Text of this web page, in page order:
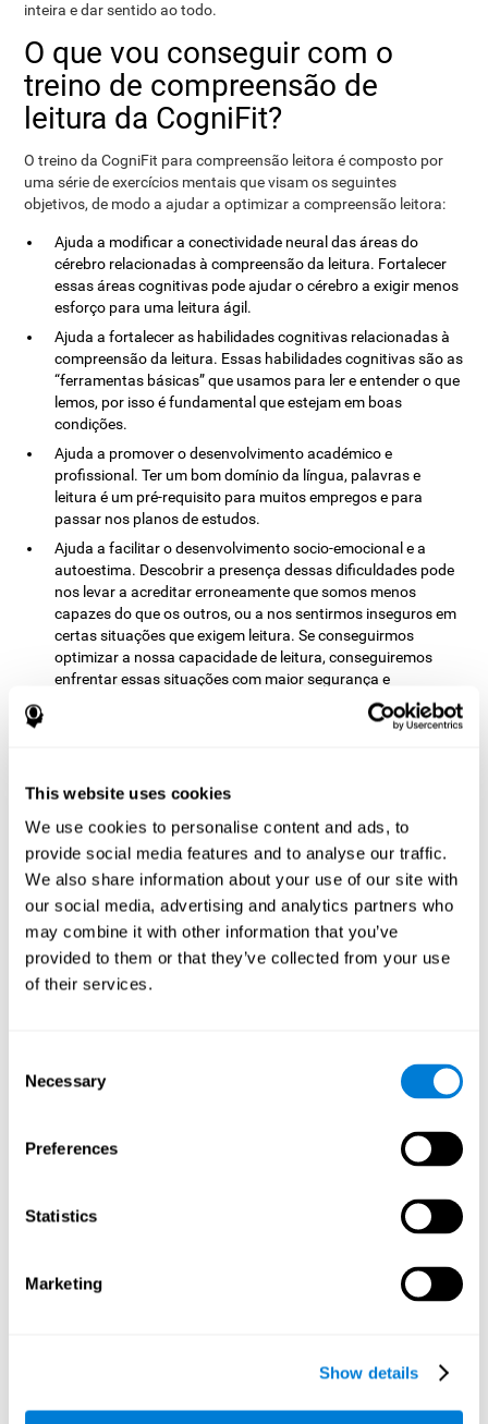
This website uses cookies
We use cookies to personalise content and ads, to
provide social media features and to analyse our traffic.
We also share information about your use of our site with
our social media, advertising and analytics partners who
may combine it with other information that you’ve
provided to them or that they’ve collected from your use
of their services.
Selection
Necessary
Preferences
Statistics
Marketing
Show details
inteira e dar sentido ao todo.
O que vou conseguir com o
treino de compreensão de
leitura da CogniFit?
O treino da CogniFit para compreensão leitora é composto por
uma série de exercícios mentais que visam os seguintes
objetivos, de modo a ajudar a optimizar a compreensão leitora:
Ajuda a modificar a conectividade neural das áreas do
cérebro relacionadas à compreensão da leitura. Fortalecer
essas áreas cognitivas pode ajudar o cérebro a exigir menos
esforço para uma leitura ágil.
Ajuda a fortalecer as habilidades cognitivas relacionadas à
compreensão da leitura. Essas habilidades cognitivas são as
“ferramentas básicas” que usamos para ler e entender o que
lemos, por isso é fundamental que estejam em boas
condições.
Ajuda a promover o desenvolvimento académico e
profissional. Ter um bom domínio da língua, palavras e
leitura é um pré-requisito para muitos empregos e para
passar nos planos de estudos.
Ajuda a facilitar o desenvolvimento socio-emocional e a
autoestima. Descobrir a presença dessas dificuldades pode
nos levar a acreditar erroneamente que somos menos
capazes do que os outros, ou a nos sentirmos inseguros em
certas situações que exigem leitura. Se conseguirmos
optimizar a nossa capacidade de leitura, conseguiremos
enfrentar essas situações com maior segurança e
A estimulação cognitiva corretca tem a capacidade de modificar
conexões cerebrais mais ou menos específicas para que o nosso
cérebro se adapte melhor às demandas apresentadas pelas
atividades de estimulação cognitiva. Dessa forma, através de
actividades adequadas, é possível fortalecer as habilidades
cognitivas que mais nos interessam, como as que envolvem a
compreensão da leitura. Isso é possível graças à
neuroplasticidade.
dar uma resposta melhor com menos esforço. Quando a
estimulação que o nosso cérebro recebe visa fortalecer as
processos envolvidos na leitura são favorecidos. Por isso é
importante estimular o nosso cérebro de forma adequada, pois
O treino de compreensão leitora oferecido pela CogniFit permite
rigorosa e sistemática, com o objetivo de promover uma leitura
Quando decidimos fortalecer as nossas habilidades cognitivas,